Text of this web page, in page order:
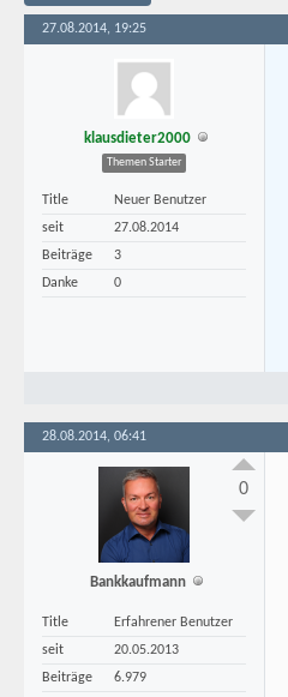
27.08.2014, 19:25
klausdieter2000
Themen Starter
Title
Neuer Benutzer
seit
27.08.2014
Beiträge
3
Danke
0
28.08.2014, 06:41
Bankkaufmann
Title
Erfahrener Benutzer
seit
20.05.2013
Beiträge
6.979
0